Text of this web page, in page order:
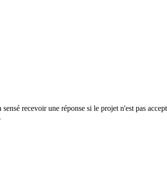
recevoir une réponse si le projet n'est pas